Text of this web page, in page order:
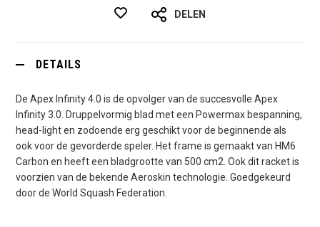
DELEN
DETAILS
De Apex Infinity 4.0 is de opvolger van de succesvolle Apex
Infinity 3.0. Druppelvormig blad met een Powermax bespanning,
head-light en zodoende erg geschikt voor de beginnende als
ook voor de gevorderde speler. Het frame is gemaakt van HM6
Carbon en heeft een bladgrootte van 500 cm2. Ook dit racket is
voorzien van de bekende Aeroskin technologie. Goedgekeurd
door de World Squash Federation.